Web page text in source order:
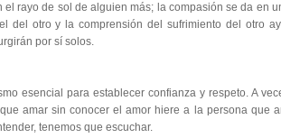
el rayo de sol de alguien más; la compasión se da en
del otro y la comprensión del sufrimiento del otro
por sí solos.
esencial para establecer confianza y respeto. A
amar sin conocer el amor hiere a la persona que
tenemos que escuchar.